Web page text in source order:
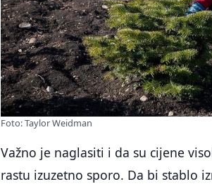
Foto: Taylor Weidman
Važno je naglasiti i da su cijene
rastu izuzetno sporo. Da bi stablo